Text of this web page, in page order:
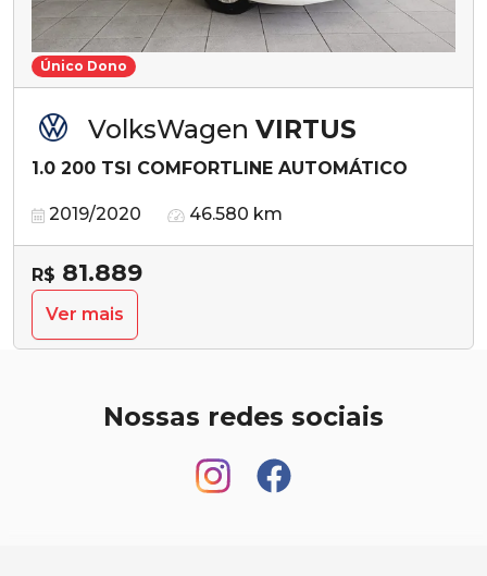
Único Dono
VolksWagen VIRTUS
1.0 200 TSI COMFORTLINE AUTOMÁTICO
2019/2020 46.580 km
R$ 81.889
Ver mais
Nossas redes sociais